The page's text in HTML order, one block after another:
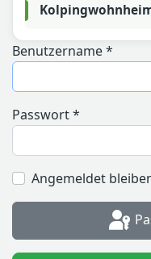
Benutzername*
Passwort*
Angemeldet